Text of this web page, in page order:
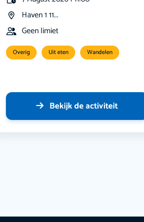
Haven 1 11...
Geen limiet
Overig Uit eten Wandelen
Bekijk de activiteit